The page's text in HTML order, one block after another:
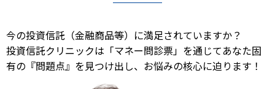
今の投資信託（金融商品等）に満足されていますか？
投資信託クリニックは「マネー問診票」を通じてあなた固
有の『問題点』を見つけ出し、お悩みの核心に迫ります！